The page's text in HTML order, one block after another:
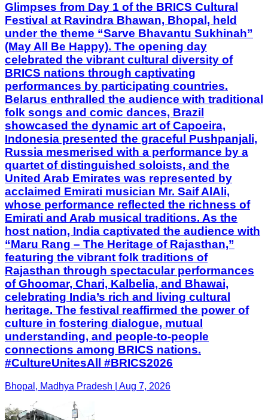
Glimpses from Day 1 of the BRICS Cultural
Festival at Ravindra Bhawan, Bhopal, held
under the theme “Sarve Bhavantu Sukhinah”
(May All Be Happy). The opening day
celebrated the vibrant cultural diversity of
BRICS nations through captivating
performances by participating countries.
Belarus enthralled the audience with traditional
folk songs and comic dances, Brazil
showcased the dynamic art of Capoeira,
Indonesia presented the graceful Pushpanjali,
Russia mesmerised with a performance by a
quartet of distinguished soloists, and the
United Arab Emirates was represented by
acclaimed Emirati musician Mr. Saif AlAli,
whose performance reflected the richness of
Emirati and Arab musical traditions. As the
host nation, India captivated the audience with
“Maru Rang – The Heritage of Rajasthan,”
featuring the vibrant folk traditions of
Rajasthan through spectacular performances
of Ghoomar, Chari, Kalbelia, and Bhawai,
celebrating India’s rich and living cultural
heritage. The festival reaffirmed the power of
culture in fostering dialogue, mutual
understanding, and people-to-people
connections among BRICS nations.
#CultureUnitesAll #BRICS2026
Bhopal, Madhya Pradesh | Aug 7, 2026